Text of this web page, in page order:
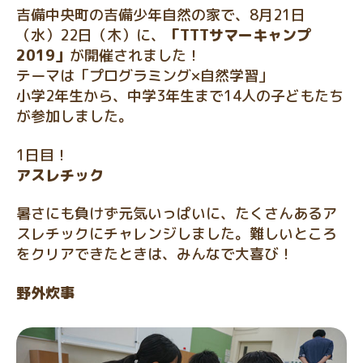
吉備中央町の吉備少年自然の家で、8月21日
（水）22日（木）に、
「TTTサマーキャンプ
2019」 が開催されました！
テーマは「プログラミング×自然学習」
小学2年生から、中学3年生まで14人の子どもたち
が参加しました。
1日目！
アスレチック
暑さにも負けず元気いっぱいに、たくさんあるア
スレチックにチャレンジしました。難しいところ
をクリアできたときは、みんなで大喜び！
野外炊事